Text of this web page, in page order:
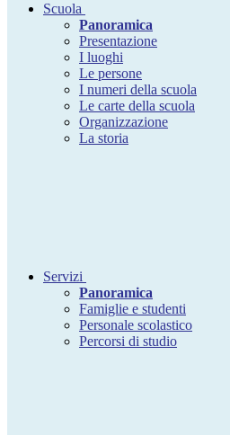
Scuola
Panoramica
Presentazione
I luoghi
Le persone
I numeri della scuola
Le carte della scuola
Organizzazione
La storia
Servizi
Panoramica
Famiglie e studenti
Personale scolastico
Percorsi di studio